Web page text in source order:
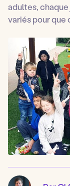
adultes,
variés pour que